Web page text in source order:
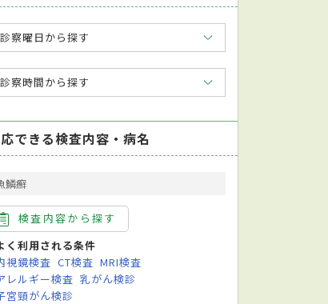
診察曜日から探す
診察時間から探す
できる検査内容・病名
鱗癬
検査内容から探す
く利用される条件
視鏡検査 CT検査 MRI検査
レルギー検査 乳がん検診
宮頸がん検診